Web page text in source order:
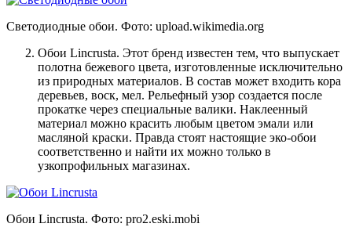
Светодиодные обои. Фото: upload.wikimedia.org
Обои Lincrusta. Этот бренд известен тем, что выпускает
полотна бежевого цвета, изготовленные исключительно
из природных материалов. В состав может входить кора
деревьев, воск, мел. Рельефный узор создается после
прокатке через специальные валики. Наклеенный
материал можно красить любым цветом эмали или
масляной краски. Правда стоят настоящие эко-обои
соответственно и найти их можно только в
узкопрофильных магазинах.
Обои Lincrusta. Фото: pro2.eski.mobi